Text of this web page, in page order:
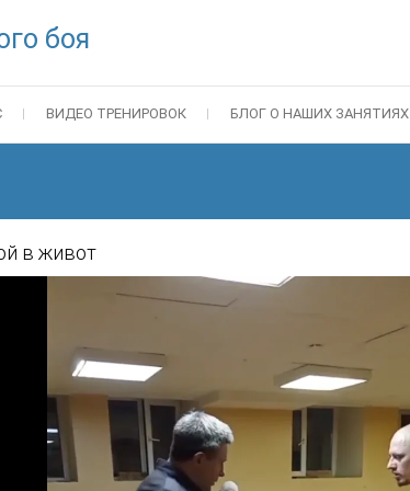
боя
ВИДЕО ТРЕНИРОВОК БЛОГ О НАШИХ ЗАНЯТИЯХ
в живот